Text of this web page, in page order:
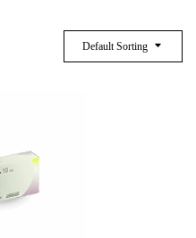
Default Sorting